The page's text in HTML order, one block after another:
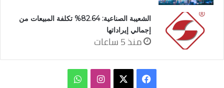
الشعيبة الصناعية: 82.64% تكلفة المبيعات من
إجمالي إيراداتها
منذ 5 ساعات
فيسبوك انستقرامواتساب